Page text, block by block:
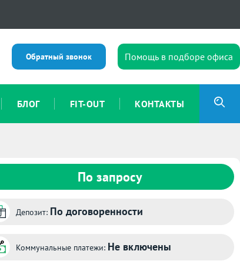
Обратный звонок Помощь в подборе офиса
БЛОГ FIT-OUT КОНТАКТЫ
По запросу
Депозит: По договоренности
Коммунальные платежи: Не включены